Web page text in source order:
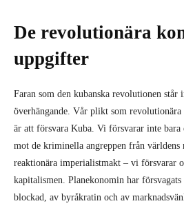
De revolutionära
uppgifter
Faran som den kubanska revolutionen
överhängande. Vår plikt som
är att försvara Kuba. Vi försvarar inte bara
mot de kriminella angreppen från världens
reaktionära imperialistmakt – vi försvarar
kapitalismen. Planekonomin har
blockad, av byråkratin och av